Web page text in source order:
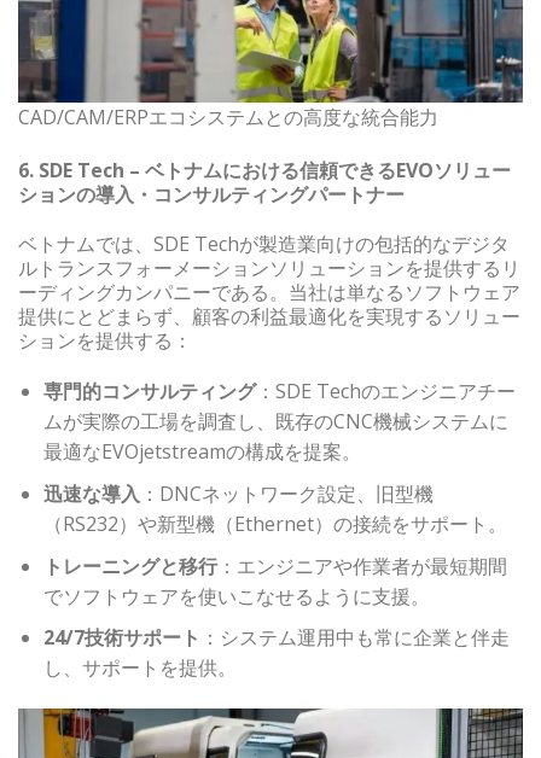
CAD/CAM/ERPエコシステムとの高度な統合能力
6. SDE Tech – ベトナムにおける信頼できるEVOソリュー
ションの導入・コンサルティングパートナー
ベトナムでは、SDE Techが製造業向けの包括的なデジタ
ルトランスフォーメーションソリューションを提供するリ
ーディングカンパニーである。当社は単なるソフトウェア
提供にとどまらず、顧客の利益最適化を実現するソリュー
ションを提供する：
専門的コンサルティング：SDE Techのエンジニアチー
ムが実際の工場を調査し、既存のCNC機械システムに
最適なEVOjetstreamの構成を提案。
迅速な導入 ：DNCネットワーク設定、旧型機
（RS232）や新型機（Ethernet）の接続をサポート。
トレーニングと移行：エンジニアや作業者が最短期間
でソフトウェアを使いこなせるように支援。
24/7技術サポート ：システム運用中も常に企業と伴走
し、サポートを提供。